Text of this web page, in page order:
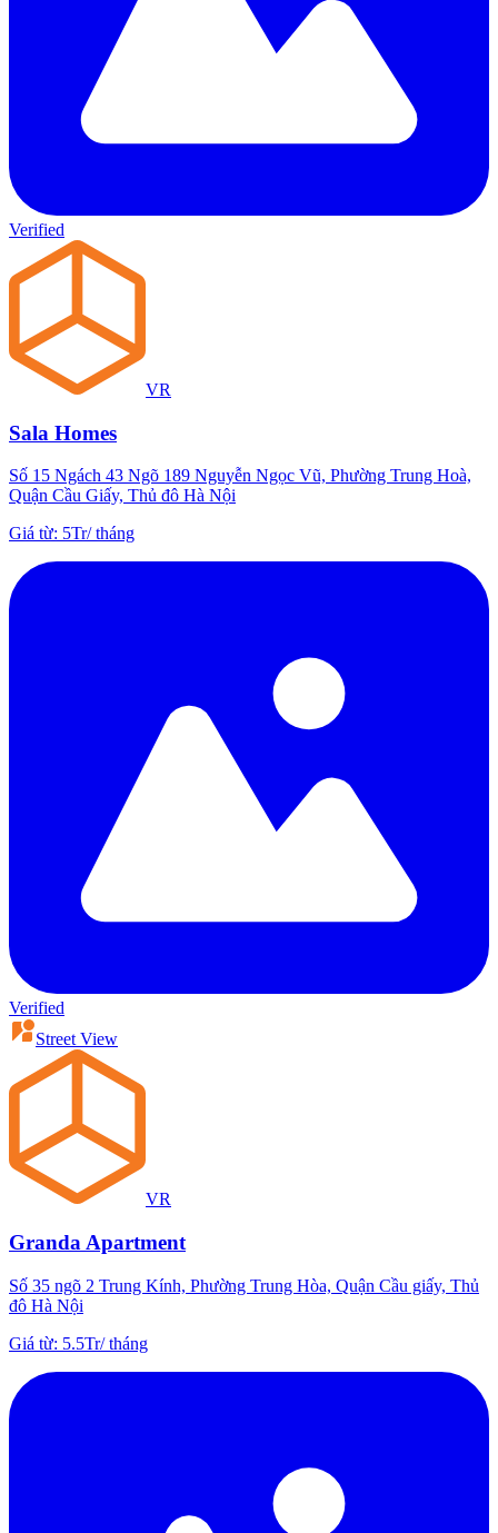
Verified
VR
Sala Homes
Số 15 Ngách 43 Ngõ 189 Nguyễn Ngọc Vũ, Phường Trung Hoà,
Quận Cầu Giấy, Thủ đô Hà Nội
Giá từ: 5Tr/tháng
Verified
Street View
VR
Granda Apartment
Số 35 ngõ 2 Trung Kính, Phường Trung Hòa, Quận Cầu giấy, Thủ
đô Hà Nội
Giá từ: 5.5Tr/tháng